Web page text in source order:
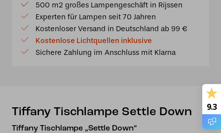
Settle
Down
Menge
500 m2 großes Lampengeschäft in Rijssen
Experten für Lampen seit 70 Jahren
Kostenloser Versand in Deutschland ab 99 €
Kostenlose Lichtquellen inklusive
Sichere Zahlung im Anschluss mit Klarna
Tiffany Tischlampe Settle Down
Tiffany Tischlampe „Settle Down“
9.3